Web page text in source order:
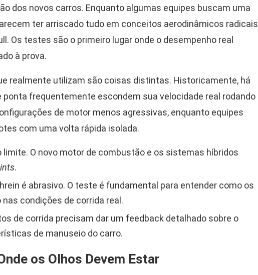
dos novos carros. Enquanto algumas equipes buscam uma
ter arriscado tudo em conceitos aerodinâmicos radicais
Os testes são o primeiro lugar onde o desempenho real
à prova.
realmente utilizam são coisas distintas. Historicamente, há
ponta frequentemente escondem sua velocidade real rodando
de motor menos agressivas, enquanto equipes
com uma volta rápida isolada.
limite. O novo motor de combustão e os sistemas híbridos
.
é abrasivo. O teste é fundamental para entender como os
condições de corrida real.
de corrida precisam dar um feedback detalhado sobre o
de manuseio do carro.
os Olhos Devem Estar